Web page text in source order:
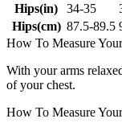
Hips(in)
34-35
Hips(cm) 87.5-89.5
How To Measure
With your arms
of your chest.
How To Measure